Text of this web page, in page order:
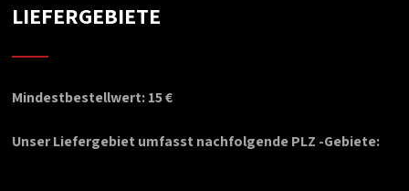
LIEFERGEBIETE
Mindestbestellwert: 15 €
Unser Liefergebiet umfasst nachfolgende PLZ -Gebiete: